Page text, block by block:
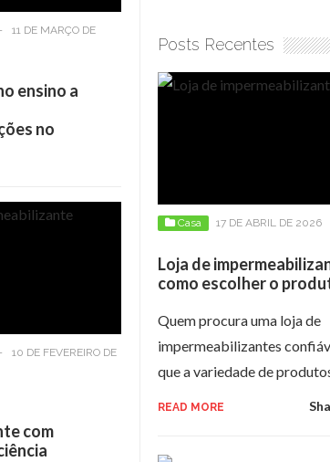
-
11 DE MARÇO DE
ensino a
no
-
10 DE FEVEREIRO DE
com
Posts Recentes
Casa 17 DE ABRIL DE 2026
Loja de
como escolher o
Quem procura uma loja de
impermeabilizantes
que a variedade de
READ MORE